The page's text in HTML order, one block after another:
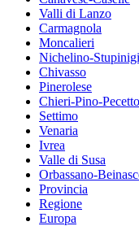
Valli di Lanzo
Carmagnola
Moncalieri
Nichelino-
Chivasso
Pinerolese
Chieri-Pino-Pecetto
Settimo
Venaria
Ivrea
Valle di Susa
Orbassano-
Provincia
Regione
Europa